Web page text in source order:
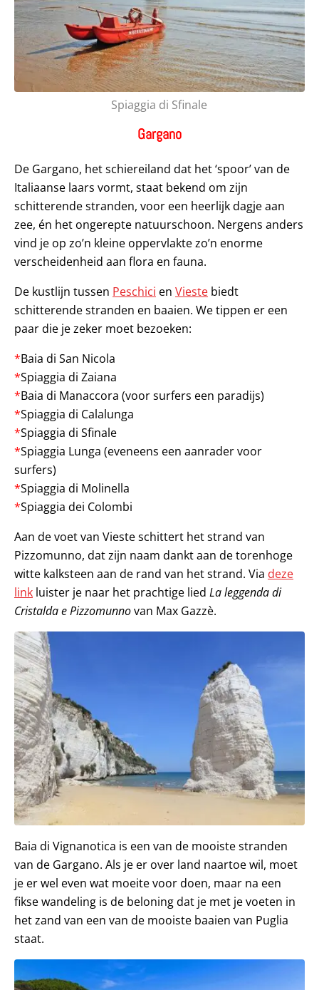
Spiaggia di Sfinale
Gargano
De Gargano, het schiereiland dat het ‘spoor’ van de
Italiaanse laars vormt, staat bekend om zijn
schitterende stranden, voor een heerlijk dagje aan
zee, én het ongerepte natuurschoon. Nergens anders
vind je op zo’n kleine oppervlakte zo’n enorme
verscheidenheid aan flora en fauna.
De kustlijn tussen Peschici en Vieste biedt
schitterende stranden en baaien. We tippen er een
paar die je zeker moet bezoeken:
*Baia di San Nicola
*Spiaggia di Zaiana
*Baia di Manaccora (voor surfers een paradijs)
*Spiaggia di Calalunga
*Spiaggia di Sfinale
*Spiaggia Lunga (eveneens een aanrader voor
surfers)
*Spiaggia di Molinella
*Spiaggia dei Colombi
Aan de voet van Vieste schittert het strand van
Pizzomunno, dat zijn naam dankt aan de torenhoge
witte kalksteen aan de rand van het strand. Via deze
link luister je naar het prachtige lied La leggenda di
Cristalda e Pizzomunnovan Max Gazzè.
Baia di Vignanotica is een van de mooiste stranden
van de Gargano. Als je er over land naartoe wil, moet
je er wel even wat moeite voor doen, maar na een
fikse wandeling is de beloning dat je met je voeten in
het zand van een van de mooiste baaien van Puglia
staat.